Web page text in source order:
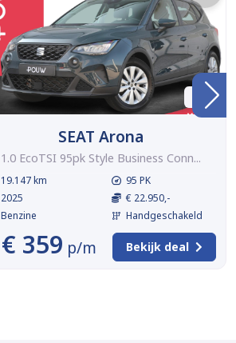
BTW
SEAT Arona
1.0 EcoTSI 95pk Style Business Conn...
19.147 km
2025
Benzine
95 PK
€ 22.950,-
Handgeschakeld
€ 359 p/m Bekijk deal